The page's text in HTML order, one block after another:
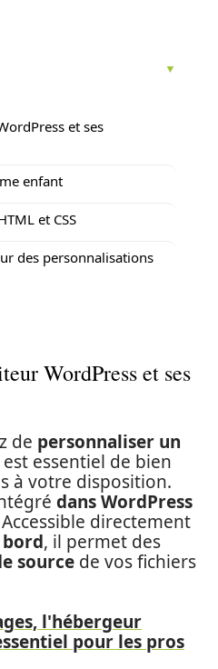
et ses
enfant
et CSS
des personnalisations
WordPress et ses
de personnaliser un
est essentiel de bien
à votre disposition.
dans WordPress
directement
, il permet des
source de vos fichiers
l'hébergeur
pour les pros